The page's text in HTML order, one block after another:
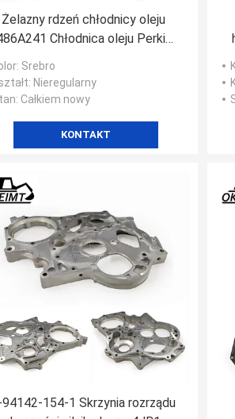
Żelazny rdzeń chłodnicy oleju
Chłodnica oleju Perkins
Aluminiowy odlew ciśnieniowy
: Srebro
: Nieregularny
: Całkiem nowy
KONTAKT
154-1 Skrzynia rozrządu